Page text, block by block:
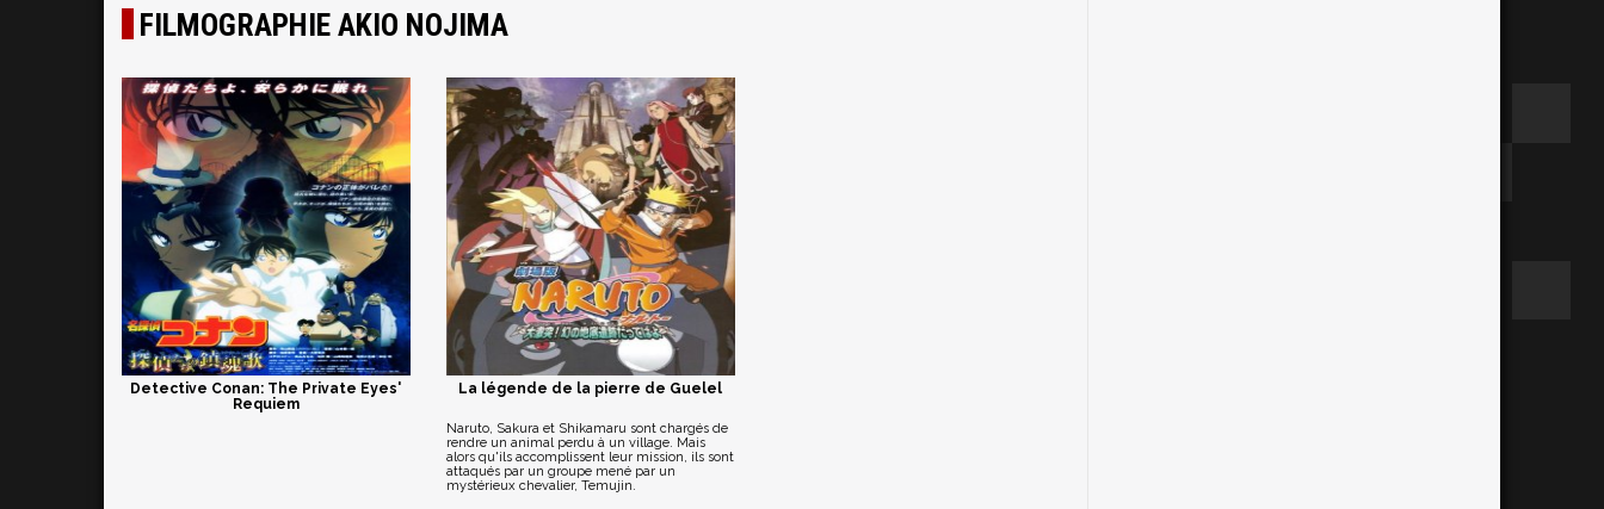
FILMOGRAPHIE AKIO NOJIMA
Detective Conan: The Private Eyes'
Requiem
La légende de la pierre de Guelel
Naruto, Sakura et Shikamaru sont chargés de
rendre un animal perdu à un village. Mais
alors qu'ils accomplissent leur mission, ils sont
attaqués par un groupe mené par un
mystérieux chevalier, Temujin.